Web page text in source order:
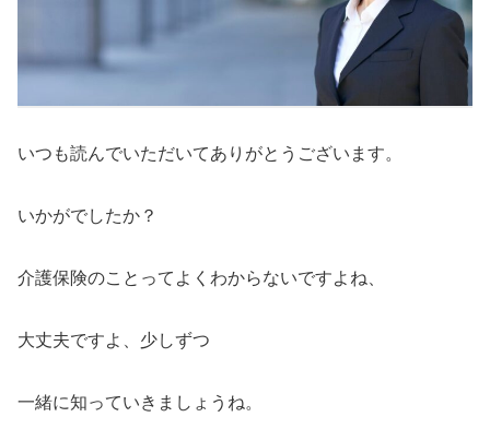
いつも読んでいただいてありがとうございます。
いかがでしたか？
介護保険のことってよくわからないですよね、
大丈夫ですよ、少しずつ
一緒に知っていきましょうね。